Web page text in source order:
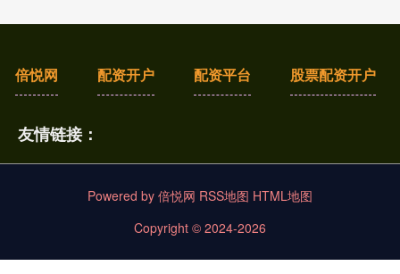
倍悦网 配资开户 配资平台 股票配资开户
友情链接：
Powered by 倍悦网 RSS地图 HTML地图
Copyright © 2024-2026